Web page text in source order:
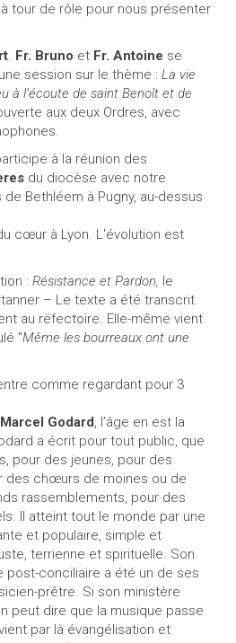
tour de rôle pour nous présenter
. Fr. Bruno et Fr. Antoine se
session sur le thème : La vie
à l’écoute de saint Benoît et de
aux deux Ordres, avec
à la réunion des
du diocèse avec notre
Bethléem à Pugny, au-dessus
cœur à Lyon. L'évolution est
: Résistance et Pardon, le
– Le texte a été transcrit
au réfectoire. Elle-même vient
"Même les bourreaux ont une
comme regardant pour 3
Godard, l’âge en est la
a écrit pour tout public, que
pour des jeunes, pour des
des chœurs de moines ou de
rassemblements, pour des
Il atteint tout le monde par une
et populaire, simple et
terrienne et spirituelle. Son
post-conciliaire a été un de ses
prêtre. Si son ministère
peut dire que la musique passe
par là évangélisation et